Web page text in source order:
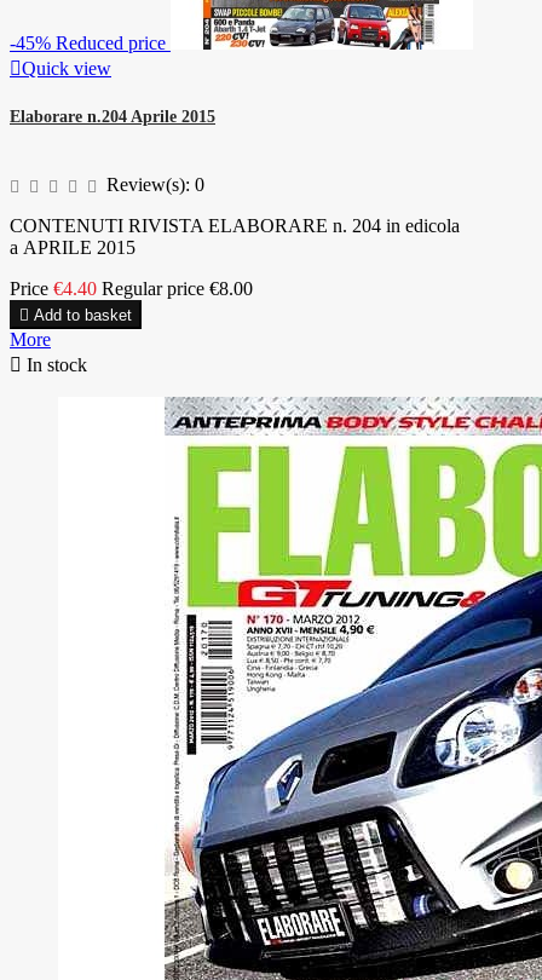
-45% Reduced price
Quick view
Elaborare n.204 Aprile 2015
Review(s): 0
CONTENUTI RIVISTA ELABORARE n. 204 in edicola
a APRILE 2015
Price €4.40 Regular price €8.00
 Add to basket
More
 In stock